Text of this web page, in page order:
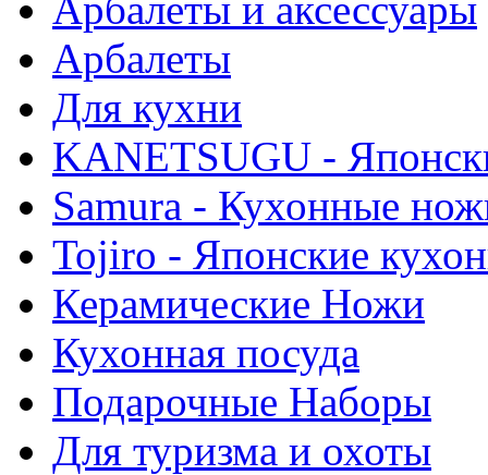
Арбалеты
Для кухни
KANETSUGU -
Samura - Кухонные
Tojiro - Японские
Керамические Ножи
Кухонная посуда
Подарочные Наборы
Для туризма и охоты